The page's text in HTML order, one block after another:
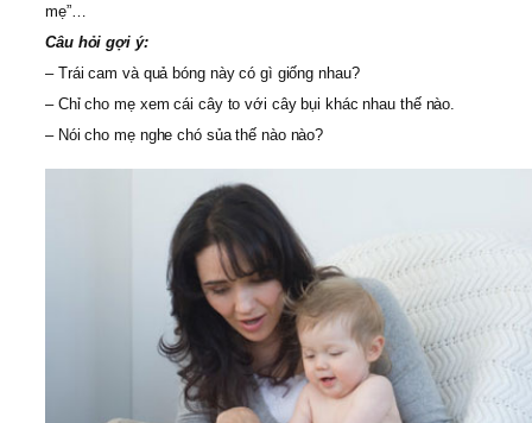
mẹ”…
Câu hỏi gợi ý:
– Trái cam và quả bóng này có gì giống nhau?
– Chỉ cho mẹ xem cái cây to với cây bụi khác nhau thế nào.
– Nói cho mẹ nghe chó sủa thế nào nào?